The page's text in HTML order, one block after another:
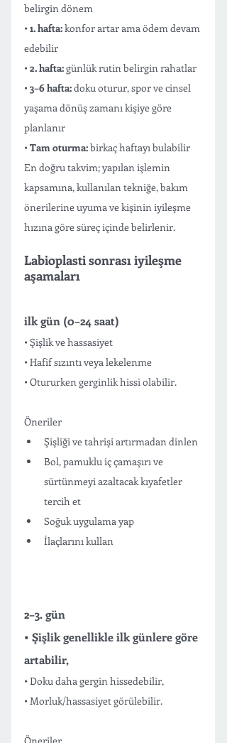
belirgin dönem
• 1. hafta: konfor artar ama ödem devam
edebilir
• 2. hafta: günlük rutin belirgin rahatlar
• 3–6 hafta: doku oturur, spor ve cinsel
yaşama dönüş zamanı kişiye göre
planlanır
• Tam oturma: birkaç haftayı bulabilir
En doğru takvim; yapılan işlemin
kapsamına, kullanılan tekniğe, bakım
önerilerine uyuma ve kişinin iyileşme
hızına göre süreç içinde belirlenir.
Labioplasti sonrası iyileşme
aşamaları
ilk gün (0–24 saat)
• Şişlik ve hassasiyet
• Hafif sızıntı veya lekelenme
• Otururken gerginlik hissi olabilir.
Öneriler
Şişliği ve tahrişi artırmadan dinlen
Bol, pamuklu iç çamaşırı ve
sürtünmeyi azaltacak kıyafetler
tercih et
Soğuk uygulama yap
İlaçlarını kullan
2–3. gün
• Şişlik genellikle ilk günlere göre
artabilir,
• Doku daha gergin hissedebilir,
• Morluk/hassasiyet görülebilir.